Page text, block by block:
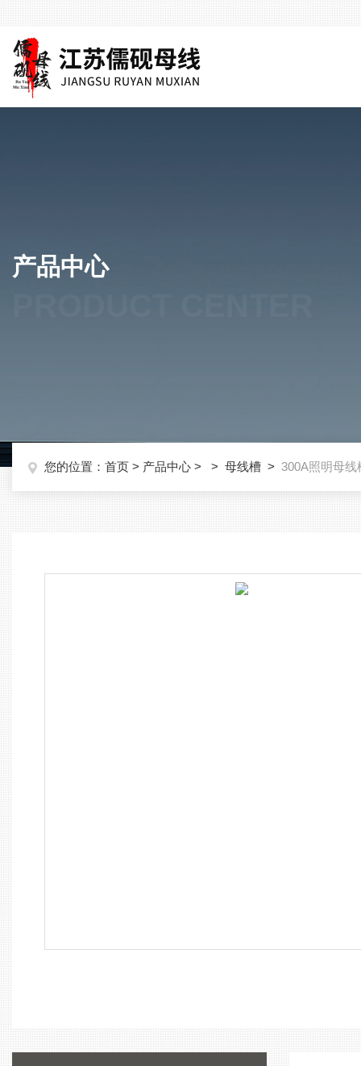
产品中心
您的位置： 首页 > 产品中心 > > 母线槽 > 300A照明母